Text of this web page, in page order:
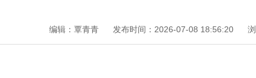
编辑： 覃青青 发布时间：2026-07-08 18:56:20